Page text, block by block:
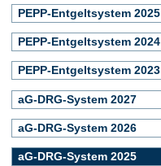
PEPP-Entgeltsystem 2025
PEPP-Entgeltsystem 2024
PEPP-Entgeltsystem 2023
aG-DRG-System 2027
aG-DRG-System 2026
aG-DRG-System 2025